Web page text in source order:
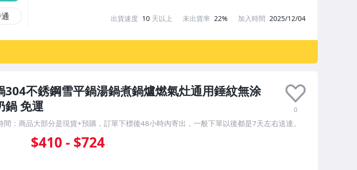
304不銹鋼雪平鍋湯鍋煮鍋爐燃氣灶通用錘紋無涂
鍋 免運
0
間：商品大部分是現貨+預購，訂單下標後48小時內寄出，一般下單以後都是7天左右送達。
$410 - $724
出貨速度 10 天以上 未出貨率 22% 加入時間 2025/12/04